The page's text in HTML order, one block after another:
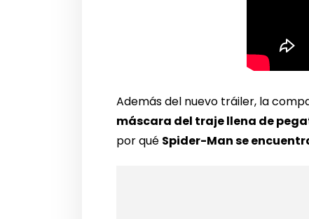
Además del nuevo tráiler, la
máscara del traje llena de
por qué Spider-Man se